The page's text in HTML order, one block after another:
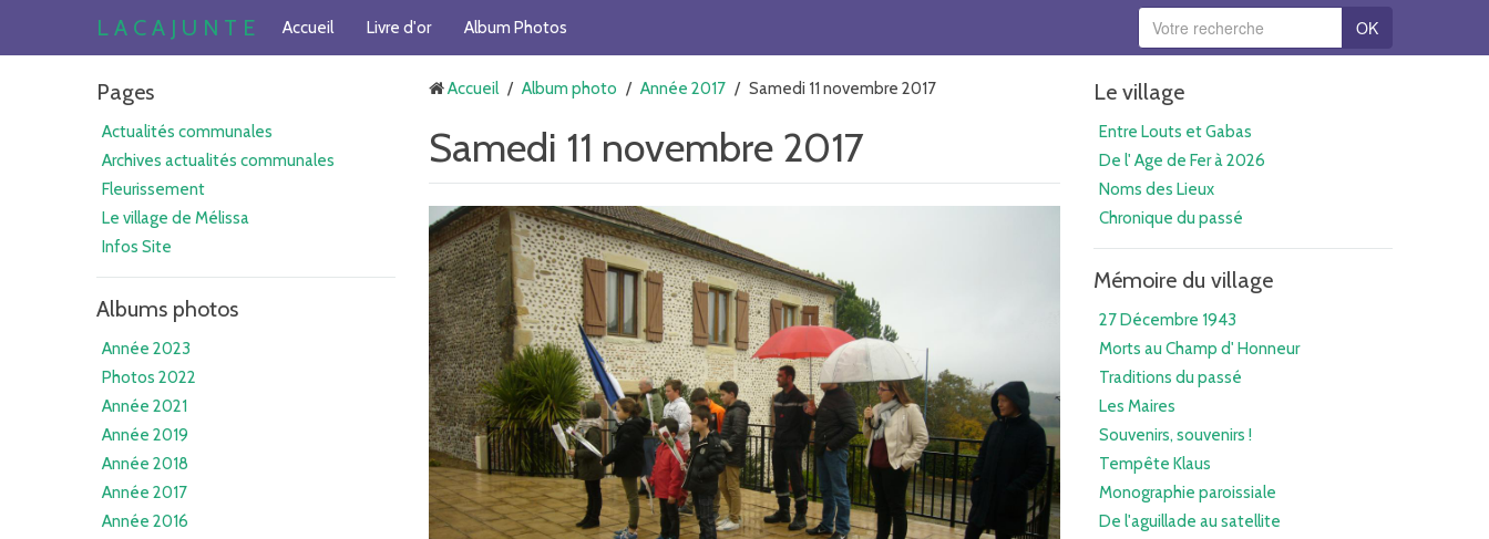
L A C A J U N T E Accueil Livre d'or Album Photos OK
Pages
Actualités communales
Archives actualités communales
Fleurissement
Le village de Mélissa
Infos Site
Albums photos
Année 2023
Photos 2022
Année 2021
Année 2019
Année 2018
Année 2017
Année 2016
Accueil / Album photo / Année 2017 / Samedi 11 novembre 2017
Samedi 11 novembre 2017
Le village
Entre Louts et Gabas
De l' Age de Fer à 2026
Noms des Lieux
Chronique du passé
Mémoire du village
27 Décembre 1943
Morts au Champ d' Honneur
Traditions du passé
Les Maires
Souvenirs, souvenirs !
Tempête Klaus
Monographie paroissiale
De l'aguillade au satellite